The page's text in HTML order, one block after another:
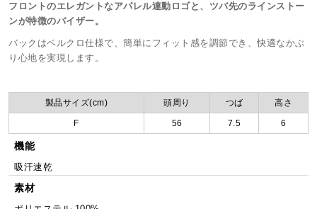
フロントのエレガントなアパレル連動ロゴと、ツバ先のラインストー
ンが特徴のバイザー。
バックはベルクロ仕様で、簡単にフィット感を調節でき、快適なかぶ
り心地を実現します。
製品サイズ(cm) 頭周り つば 高さ
F 56 7.5 6
機能
吸汗速乾
素材